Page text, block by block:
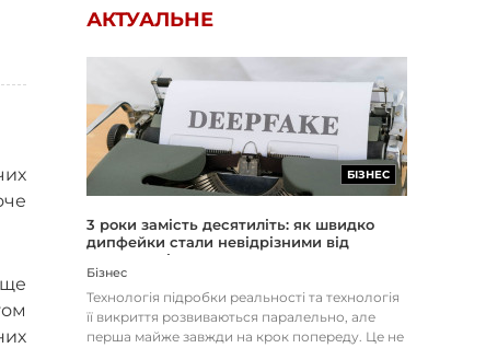
ще
АКТУАЛЬНЕ
БІЗНЕС
3 роки замість десятиліть: як швидко
дипфейки стали невідрізними від
реальності
Бізнес
Технологія підробки реальності та технологія
її викриття розвиваються паралельно, але
перша майже завжди на крок попереду. Це не